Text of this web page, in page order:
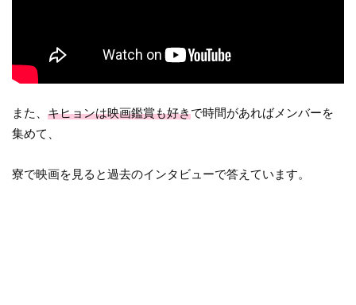
また、キヒョンは映画鑑賞も好きで時間があればメンバーを
集めて、
寮で映画を見ると過去のインタビューで答えています。